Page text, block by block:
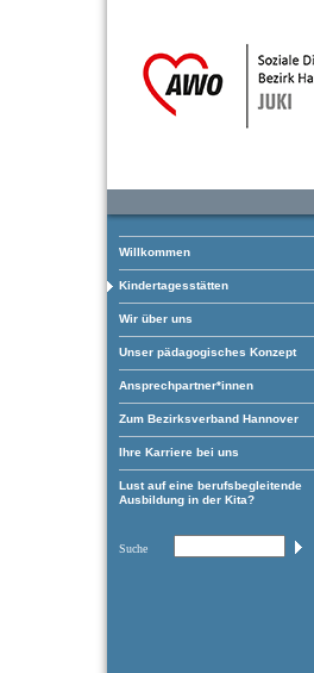
Willkommen
Kindertagesstätten
Wir über uns
Unser pädagogisches Konzept
Ansprechpartner*innen
Zum Bezirksverband Hannover
Ihre Karriere bei uns
Lust auf eine berufsbegleitende
Ausbildung in der Kita?
Suche